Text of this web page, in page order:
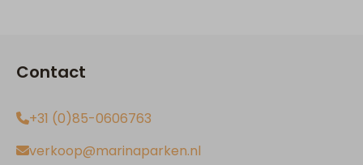
Contact
+31 (0)85-0606763
verkoop@marinaparken.nl